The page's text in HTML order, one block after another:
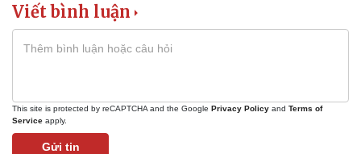
Viết bình luận
This site is protected by reCAPTCHA and the Google Privacy Policy and Terms of
Service apply.
Gửi tin